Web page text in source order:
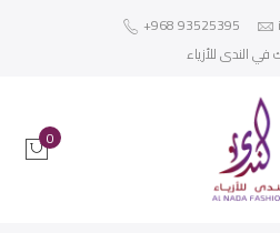
+968 93525395
في الندى للأزياء
0